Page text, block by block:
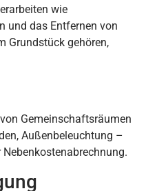
wie
und das Entfernen von
Grundstück gehören,
Gemeinschaftsräumen
Außenbeleuchtung –